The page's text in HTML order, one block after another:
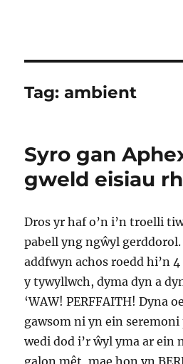
Tag:ambient
Syro gan
gweld eisiau
Dros yr haf o’n i’n troelli
pabell yng ngŵyl
addfwyn achos roedd hi’n
y tywyllwch, dyma dyn a
‘WAW! PERFFAITH! Dyna
gawsom ni yn ein seremoni
wedi dod i’r ŵyl yma ar ein
galon mêt, mae hon yn